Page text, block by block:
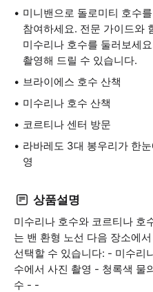
미니밴으로 돌로미티 호수
참여하세요. 전문 가이드와
미수리나 호수를 둘러보세
촬영해 드릴 수 있습니다.
브라이에스 호수 산책
미수리나 호수 산책
코르티나 센터 방문
라바레도 3대 봉우리가 한
영
상품설명
미수리나 호수와 코르티나 호
는 밴 환형 노선 다음 장소에
선택할 수 있습니다: - 미수리
수에서 사진 촬영 - 청록색 물
수 - -